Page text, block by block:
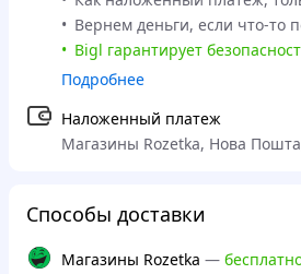
Вернем деньги, если что-то
Bigl гарантирует
Подробнее
Наложенный платеж
Магазины Rozetka, Нова
Способы доставки
Магазины Rozetka —